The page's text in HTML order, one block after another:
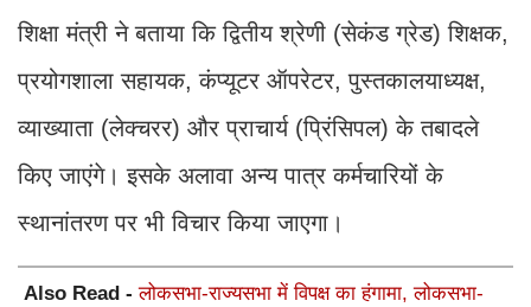
शिक्षा मंत्री ने बताया कि द्वितीय श्रेणी (सेकंड ग्रेड) शिक्षक,
प्रयोगशाला सहायक, कंप्यूटर ऑपरेटर, पुस्तकालयाध्यक्ष,
व्याख्याता (लेक्चरर) और प्राचार्य (प्रिंसिपल) के तबादले
किए जाएंगे। इसके अलावा अन्य पात्र कर्मचारियों के
स्थानांतरण पर भी विचार किया जाएगा।
Also Read -लोकसभा-राज्यसभा में विपक्ष का हंगामा, लोकसभा-